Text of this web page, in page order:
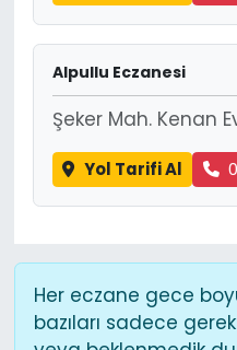
Alpullu Eczanesi
Şeker Mah. Kenan
Yol Tarifi Al
Her eczane gece
bazıları sadece